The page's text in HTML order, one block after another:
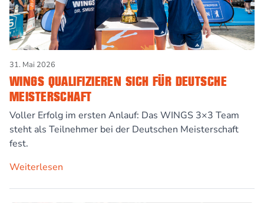
31. Mai 2026
WINGS QUALIFIZIEREN SICH FÜR DEUTSCHE
MEISTERSCHAFT
Voller Erfolg im ersten Anlauf: Das WINGS 3×3 Team
steht als Teilnehmer bei der Deutschen Meisterschaft
fest.
Weiterlesen